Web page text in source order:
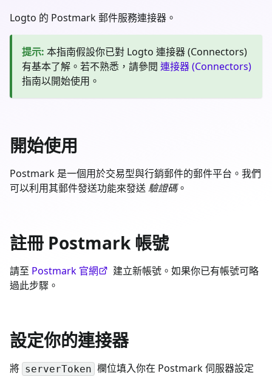
Logto 的 Postmark 郵件服務連接器。
提示: 本指南假設你已對 Logto 連接器 (Connectors)
有基本了解。若不熟悉，請參閱 連接器 (Connectors)
指南以開始使用。
開始使用
Postmark 是一個用於交易型與行銷郵件的郵件平台。我們
可以利用其郵件發送功能來發送 驗證碼。
註冊 Postmark 帳號
請至 Postmark 官網
建立新帳號。如果你已有帳號可略
過此步驟。
設定你的連接器
將 serverToken 欄位填入你在 Postmark 伺服器設定